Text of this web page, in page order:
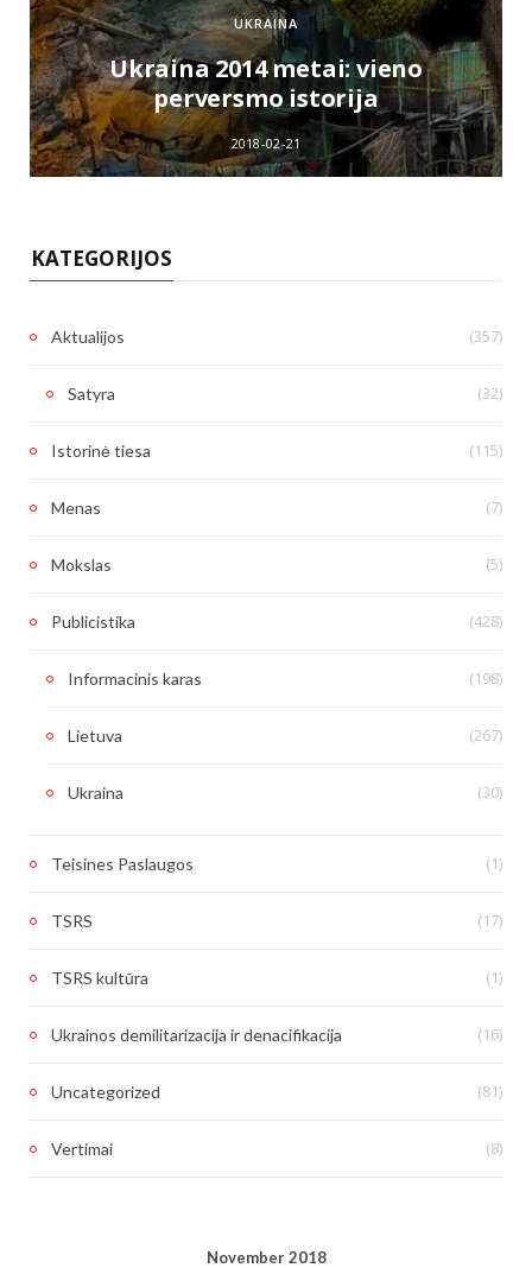
UKRAINA
Ukraina 2014 metai: vieno
perversmo istorija
2018-02-21
KATEGORIJOS
Aktualijos (357)
Satyra (32)
Istorinė tiesa (115)
Menas (7)
Mokslas (5)
Publicistika (428)
Informacinis karas (198)
Lietuva (267)
Ukraina (30)
Teisines Paslaugos (1)
TSRS (17)
TSRS kultūra (1)
Ukrainos demilitarizacija ir denacifikacija (16)
Uncategorized (81)
Vertimai (8)
November 2018